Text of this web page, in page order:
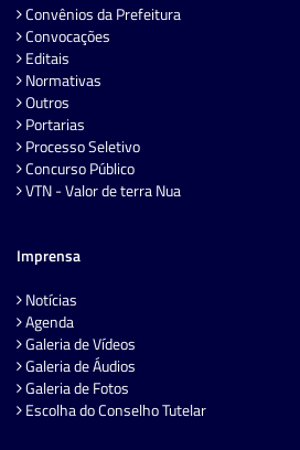
Convênios da Prefeitura
Convocações
Editais
Normativas
Outros
Portarias
Processo Seletivo
Concurso Público
VTN - Valor de terra Nua
Imprensa
Notícias
Agenda
Galeria de Vídeos
Galeria de Áudios
Galeria de Fotos
Escolha do Conselho Tutelar